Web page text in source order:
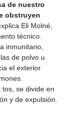
de nuestro
obstruyen
Eli Molné,
técnico.
inmunitario,
de polvo u
el exterior
se divide en
y de expulsión.